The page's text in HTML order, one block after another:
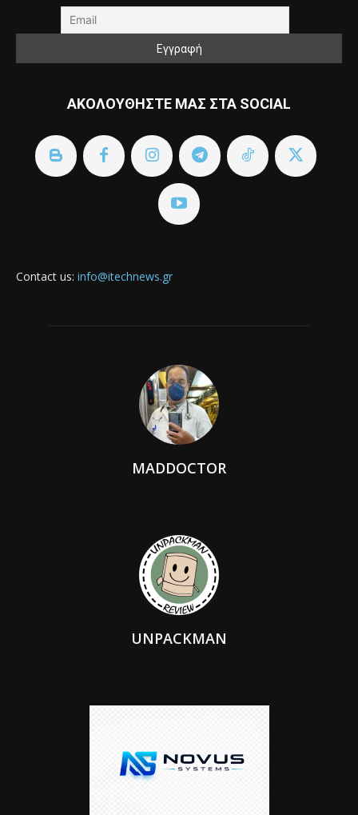
ΑΚΟΛΟΥΘΗΣΤΕ ΜΑΣ ΣΤΑ SOCIAL
Contact us: info@itechnews.gr
MADDOCTOR
UNPACKMAN